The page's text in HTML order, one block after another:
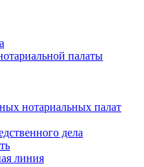
палаты
нотариальных палат
дела
линия